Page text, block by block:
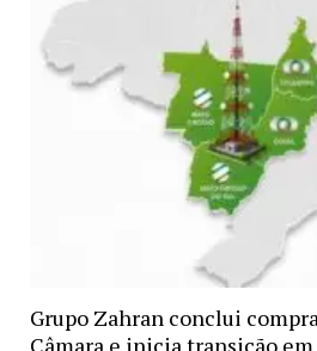
Grupo Zahran conclui
Câmara e inicia transição